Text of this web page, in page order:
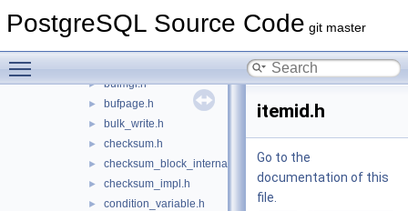
PostgreSQL Source Code git master
► buf.h
► bufmgr.h
► bufpage.h
► bulk_write.h
► checksum.h
► checksum_block_internal.h
► checksum_impl.h
► condition_variable.h
itemid.h
Go to the
documentation of this
file.